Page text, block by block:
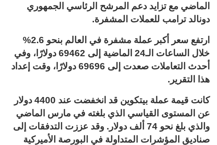
الماضي مع تزايد دعم المرشح الرئاسي الجمهوري
دونالد ترامب للعملات المشفرة.
ارتفع سعر أكبر عملة مشفرة في العالم بنحو 2.6%
خلال الساعات الـ24 الماضية إلى 69462 دولارًا، وفي
أحدث التعاملات صعدت إلى 69696 دولارًا، وقت إعداد
هذا التقرير.
كانت قيمة عملة بيتكوين قد انخفضت عند 4400 دولار
عن المستوى القياسي الذي بلغته في مارس الماضي
والذي بلغ نحو 74 ألف دولار. وقد عززت التدفقات إلى
صناديق المؤشرات المتداولة في البورصة الأميركية